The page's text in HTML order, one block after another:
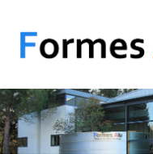
Formes
Alu